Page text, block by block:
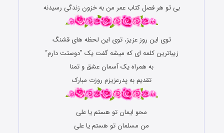
بی تو هر فصل کتاب عمر من به خزون زندگی رسیدنه
توی این روز عزیز، توی این لحظه های قشنگ
زیباترین کلمه ای که میشه گفت یک ”دوستت دارم“
به همراه یک آسمان عشق و تمنا
تقدیم به پدرعزیزم روزت مبارک
محو ایمان تو هستم یا علی
من مسلمان تو هستم یا علی